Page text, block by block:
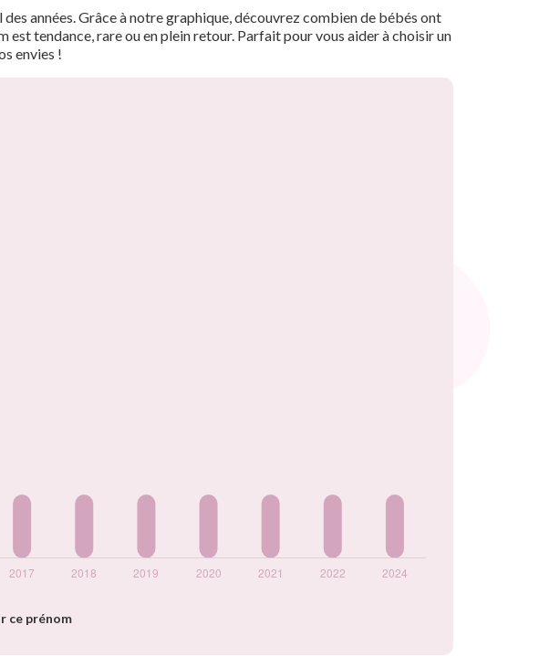
années. Grâce à notre graphique, découvrez combien de bébés ont
est tendance, rare ou en plein retour. Parfait pour vous aider à choisir un
envies !
ce prénom